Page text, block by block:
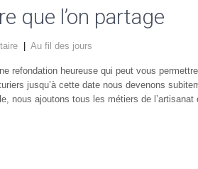
que l’on partage
Au fil des jours
refondation heureuse qui peut vous
jusqu’à cette date nous devenons
nous ajoutons tous les métiers de